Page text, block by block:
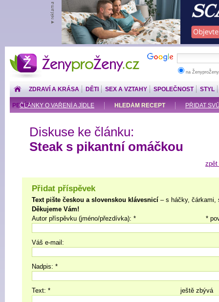
ŽenyproŽeny.cz
na
ZDRAVÍ A KRÁSA DĚTI SEX A VZTAHY SPOLEČNOST STYL
ČLÁNKY O VAŘENÍ A JÍDLE HLEDÁM RECEPT PŘIDAT
PENÍZE
Diskuse ke článku:
Steak s pikantní omáčkou
zpět
Přidat příspěvek
Text pište českou a slovenskou klávesnicí – s háčky, čárkami,
Děkujeme Vám!
*
Autor příspěvku (jméno/přezdívka): *
Váš e-mail:
Nadpis: *
ještě zbývá
Text: *